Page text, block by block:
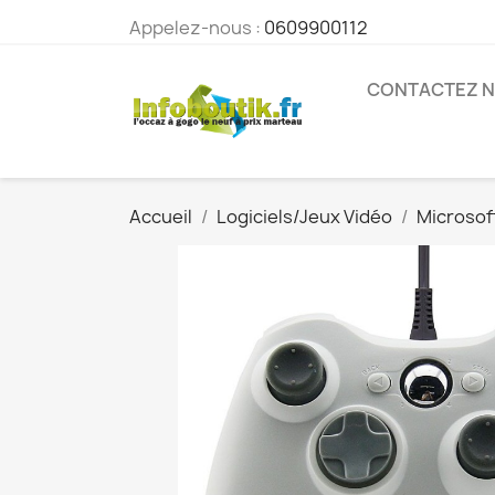
Appelez-nous : 0609900112
CONTACTEZ
Accueil Logiciels/Jeux Vidéo